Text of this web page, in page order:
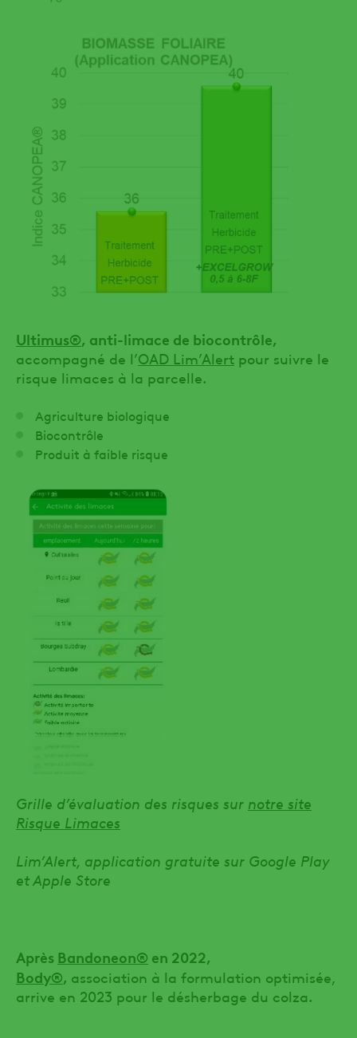
Ultimus®, anti-limace de biocontrôle,
accompagné de l’OAD Lim’Alert pour suivre le
risque limaces à la parcelle.
Agriculture biologique
Biocontrôle
Produit à faible risque
Grille d’évaluation des risques sur notre site
Risque Limaces
Lim’Alert, application gratuite sur Google Play
et Apple Store
AprèsBandoneon® en 2022,
Body®, association à la formulation optimisée,
arrive en 2023 pour le désherbage du colza.